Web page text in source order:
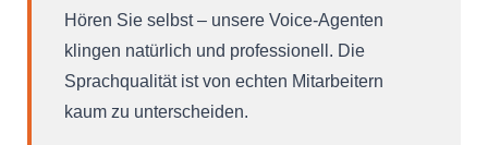
Hören Sie selbst – unsere Voice-Agenten
klingen natürlich und professionell. Die
Sprachqualität ist von echten Mitarbeitern
kaum zu unterscheiden.